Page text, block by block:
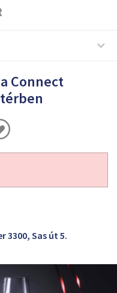
Connect
3300, Sas út 5.